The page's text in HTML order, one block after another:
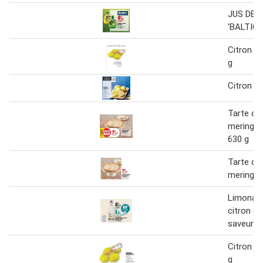
JUS DE
'BALTIC'
Citron
g
Citron
Tarte
630 g
Tarte
citron
saveurs
Citron
g